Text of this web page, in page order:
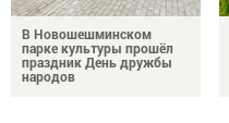
В Новошешминском
парке культуры прошёл
праздник День дружбы
народов